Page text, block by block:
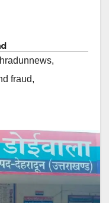
,
fraud,